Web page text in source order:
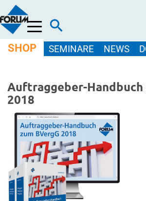
Menü
SHOP SEMINARE NEWS
Auftraggeber-Handbuch
2018